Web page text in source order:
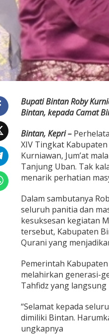
M
Q
H
D
i
r
a
i
B
i
n
a
n
T
m
u
Bupati Bintan Roby
Bintan, kepada Camat
Bintan, Kepri –
XIV Tingkat
Kurniawan, Jum’at
Tanjung Uban. Tak
menarik perhatian
Dalam sambutanya
seluruh panitia dan
kesuksesan kegiatan
tersebut, Kabupaten
Qurani yang
Pemerintah
melahirkan generasi-
Tahfidz yang
“Selamat kepada
dimiliki Bintan.
ungkapnya